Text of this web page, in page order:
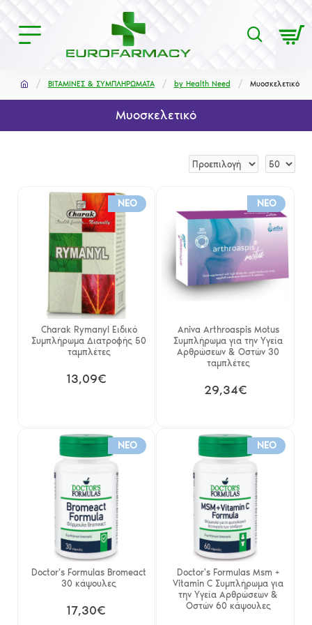
ΒΙΤΑΜΙΝΕΣ & ΣΥΜΠΛΗΡΩΜΑΤΑ by Health Need Μυοσκελετικό
Μυοσκελετικό
NEO
Charak Rymanyl Ειδικό
Συμπλήρωμα Διατροφής 50
ταμπλέτες
13,09€
NEO
Aniva Arthroaspis Motus
Συμπλήρωμα για την Υγεία
Αρθρώσεων & Οστών 30
ταμπλέτες
29,34€
NEO
Doctor's Formulas Bromeact
30 κάψουλες
17,30€
NEO
Doctor's Formulas Msm +
Vitamin C Συμπλήρωμα για
την Υγεία Αρθρώσεων &
Οστών 60 κάψουλες